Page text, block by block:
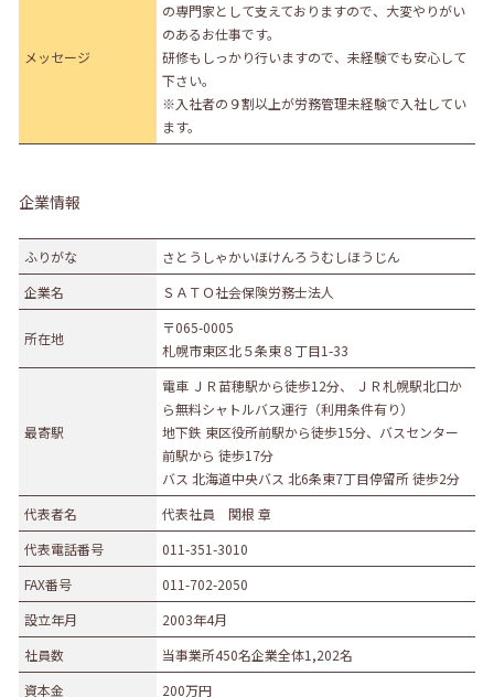
メッセージ
の専門家として支えておりますので、大変やりがい
のあるお仕事です。
研修もしっかり行いますので、未経験でも安心して
下さい。
※入社者の９割以上が労務管理未経験で入社してい
ます。
企業情報
ふりがな
さとうしゃかいほけんろうむしほうじん
企業名
ＳＡＴＯ社会保険労務士法人
所在地
〒065-0005
札幌市東区北５条東８丁目1-33
最寄駅
電車 ＪＲ苗穂駅から徒歩12分、 ＪＲ札幌駅北口か
ら無料シャトルバス運行（利用条件有り）
地下鉄 東区役所前駅から徒歩15分、バスセンター
前駅から 徒歩17分
バス 北海道中央バス 北6条東7丁目停留所 徒歩2分
代表者名
代表社員 関根 章
代表電話番号
011-351-3010
FAX番号
011-702-2050
設立年月
2003年4月
社員数
当事業所450名企業全体1,202名
資本金
200万円